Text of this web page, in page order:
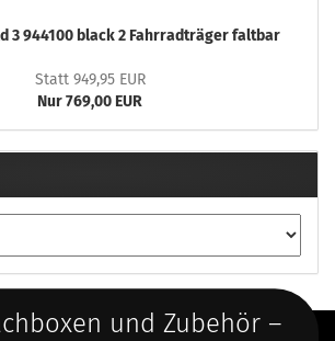
3 944100 black 2 Fahrradträger faltbar
Statt 949,95 EUR
Nur 769,00 EUR
und Zubehör –